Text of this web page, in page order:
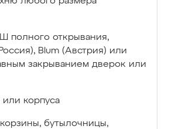
полного открывания,
Blum (Австрия) или
закрыванием дверок или
или корпуса
бутылочницы,